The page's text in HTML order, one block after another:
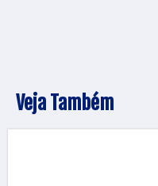
Veja Também